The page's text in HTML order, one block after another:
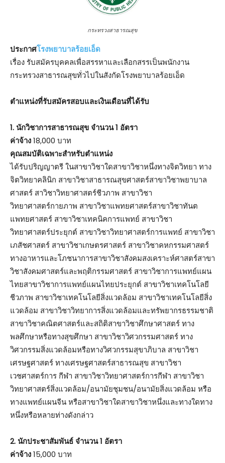
กระทรวงสาธารณสุข
ประกาศโรงพยาบาลร้อยเอ็ด
เรื่อง รับสมัครบุคคลเพื่อสรรหาและเลือกสรรเป็นพนักงาน
กระทรวงสาธารณสุขทั่วไปในสังกัดโรงพยาบาลร้อยเอ็ด
ตําแหน่งที่รับสมัครสอบและเงินเดือนที่ได้รับ
1. นักวิชาการสาธารณสุข จำนวน 1 อัตรา
ค่าจ้าง18,000 บาท
คุณสมบัติเฉพาะสำหรับตำแหน่ง
ได้รับปริญญาตรี ในสาขาวิชาใดสาขาวิชาหนึ่งทางจิตวิทยา ทาง
จิตวิทยาคลินิก สาขาวิชาสาธารณสุขศาสตร์สาขาวิชาพยาบาล
ศาสตร์ สาวิชาวิทยาศาสตร์ชีวภาพ สาขาวิชา
วิทยาศาสตร์กายภาพ สาขาวิชาแพทยศาสตร์สาขาวิชาทันต
แพทยศาสตร์ สาขาวิชาเทคนิคการแพทย์ สาขาวิชา
วิทยาศาสตร์ประยุกต์ สาขาวิชาวิทยาศาสตร์การแพทย์ สาขาวิชา
เภสัชศาสตร์ สาขาวิชาเกษตรศาสตร์ สาขาวิชาคหกรรมศาสตร์
ทางอาหารและโภชนาการสาขาวิชาสังคมสงเคราะห์ศาสตร์สาขา
วิชาสังคมศาสตร์และพฤติกรรมศาสตร์ สาขาวิชาการแพทย์แผน
ไทยสาขาวิชาการแพทย์แผนไทยประยุกต์ สาขาวิชาเทคโนโลยี
ชีวภาพ สาขาวิชาเทคโนโลยีสิ่งแวดล้อม สาขาวิชาเทคโนโลยีสิ่ง
แวดล้อม สาขาวิชาวิทยาการสิ่งแวดล้อมและทรัพยากรธรรมชาติ
สาขาวิชาคณิตศาสตร์และสถิติสาขาวิชาศึกษาศาสตร์ ทาง
พลศึกษาหรือทางสุขศึกษา สาขาวิชาวิศวกรรมศาสตร์ ทาง
วิศวกรรมสิ่งแวดล้อมหรือทางวิศวกรรมสุขาภิบาล สาขาวิชา
เศรษฐศาสตร์ ทางเศรษฐศาสตร์สาธารณสุข สาขาวิชา
เวชศาสตร์การ กีฬา สาขาวิชาวิทยาศาสตร์การกีฬา สาขาวิชา
วิทยาศาสตร์สิ่งแวดล้อม/อนามัยชุมชน/อนามัยสิ่งแวดล้อม หรือ
ทางแพทย์แผนจีน หรือสาขาวิชาใดสาขาวิชาหนึ่งและทางใดทาง
หนึ่งหรือหลายท่างดังกล่าว
2. นักประชาสัมพันธ์ จำนวน 1 อัตรา
ค่าจ้าง15,000 บาท